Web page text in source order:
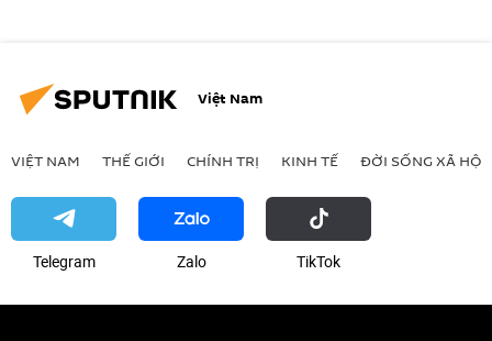
Việt Nam
VIỆT NAM THẾ GIỚI CHÍNH TRỊ KINH TẾ ĐỜI SỐNG XÃ HỘI
Telegram Zalo ТikТоk